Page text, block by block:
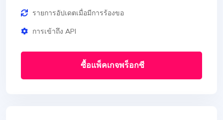
รายการอัปเดตเมื่อมีการร้องขอ
การเข้าถึง API
ซื้อแพ็คเกจพร็อกซี